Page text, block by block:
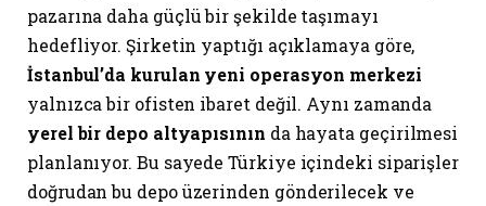
pazarına daha güçlü bir şekilde taşımayı
hedefliyor. Şirketin yaptığı açıklamaya göre,
İstanbul’da kurulan yeni operasyon merkezi
yalnızca bir ofisten ibaret değil. Aynı zamanda
yerel bir depo altyapısının da hayata geçirilmesi
planlanıyor. Bu sayede Türkiye içindeki siparişler
doğrudan bu depo üzerinden gönderilecek ve